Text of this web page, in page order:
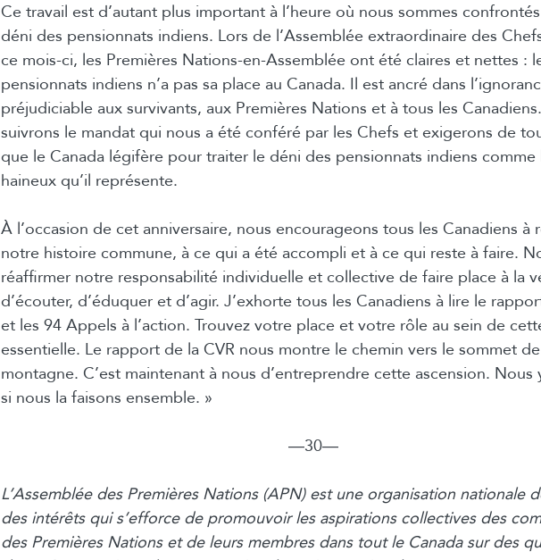
Ce travail est d’autant plus important à l’heure où nous sommes
déni des pensionnats indiens. Lors de l’Assemblée extraordinaire des
ce mois-ci, les Premières Nations-en-Assemblée ont été claires et nettes :
pensionnats indiens n’a pas sa place au Canada. Il est ancré dans
préjudiciable aux survivants, aux Premières Nations et à tous les
suivrons le mandat qui nous a été conféré par les Chefs et exigerons de
que le Canada légifère pour traiter le déni des pensionnats indiens comme
haineux qu’il représente.
À l’occasion de cet anniversaire, nous encourageons tous les Canadiens à
notre histoire commune, à ce qui a été accompli et à ce qui reste à faire.
réaffirmer notre responsabilité individuelle et collective de faire place à la
d’écouter, d’éduquer et d’agir. J’exhorte tous les Canadiens à lire le
et les 94 Appels à l’action. Trouvez votre place et votre rôle au sein de
essentielle. Le rapport de la CVR nous montre le chemin vers le sommet
montagne. C’est maintenant à nous d’entreprendre cette ascension. Nous
si nous la faisons ensemble. »
―30―
L’Assemblée des Premières Nations (APN) est une organisation nationale
des intérêts qui s’efforce de promouvoir les aspirations collectives des
des Premières Nations et de leurs membres dans tout le Canada sur des